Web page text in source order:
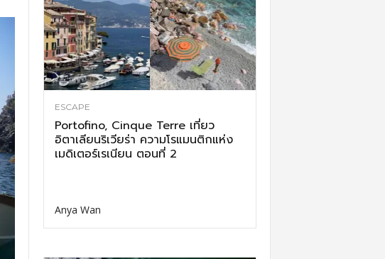
ESCAPE
Portofino, Cinque Terre เที่ยว
อิตาเลียนริเวียร่า ความโรแมนติกแห่ง
เมดิเตอร์เรเนียน ตอนที่ 2
Anya Wan